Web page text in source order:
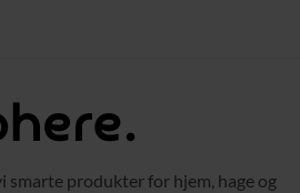
smarte produkter for hjem, hage og